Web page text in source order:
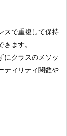
スで重複して保持
ます。
にクラスのメソッ
ティリティ関数や